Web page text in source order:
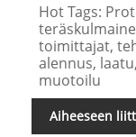
Hot Tags:
toimittajat,
alennus,
muotoilu
Aiheeseen